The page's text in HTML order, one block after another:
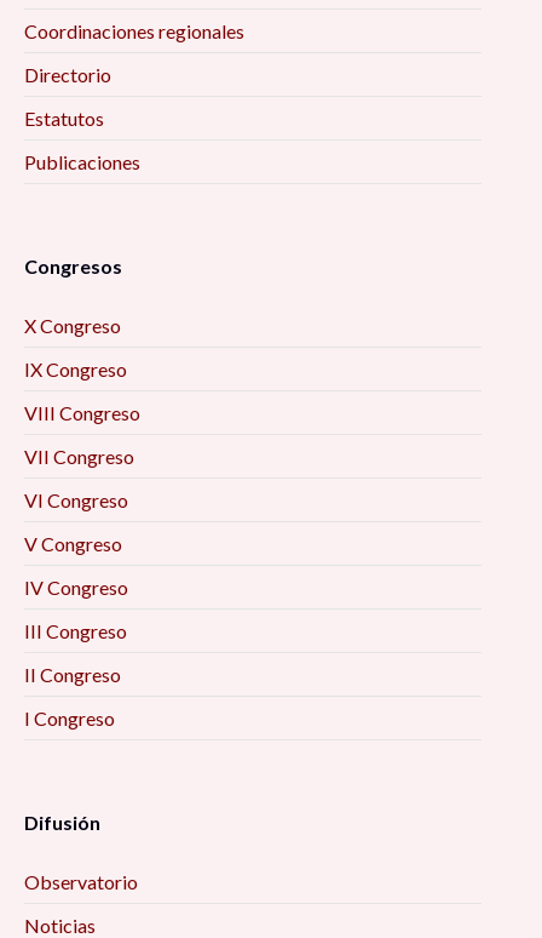
Coordinaciones regionales
Directorio
Estatutos
Publicaciones
Congresos
X Congreso
IX Congreso
VIII Congreso
VII Congreso
VI Congreso
V Congreso
IV Congreso
III Congreso
II Congreso
I Congreso
Difusión
Observatorio
Noticias